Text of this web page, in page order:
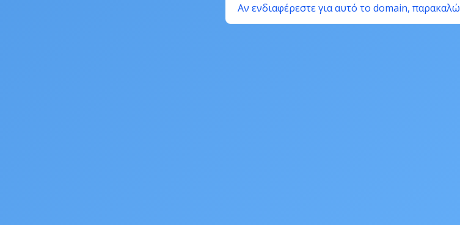
Αν ενδιαφέρεστε για αυτό το domain, παρακαλώ